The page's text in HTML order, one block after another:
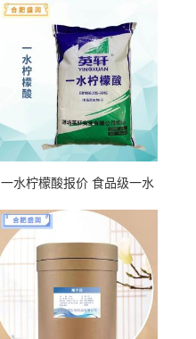
一水柠檬酸报价 食品级一水